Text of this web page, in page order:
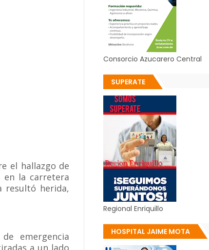
el hallazgo de
en la carretera
resultó herida,
emergencia
a un lado
Consorcio Azucarero Central
SUPERATE
Regional Enriquillo
HOSPITAL JAIME MOTA